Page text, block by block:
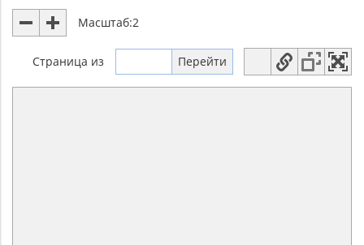
Масштаб:2
Страница из